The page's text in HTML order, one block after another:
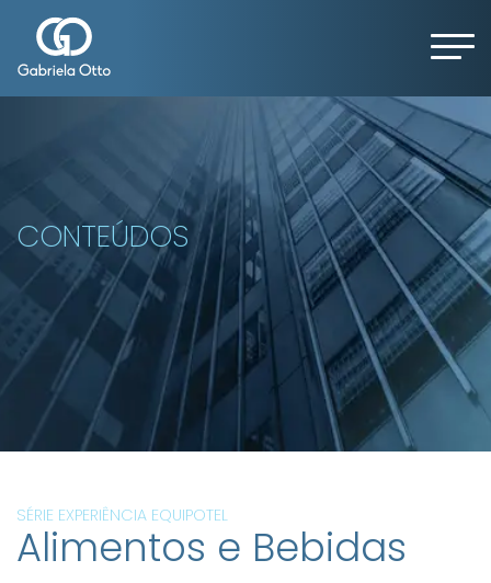
CONTEÚDOS
SÉRIE EXPERIÊNCIA EQUIPOTEL
Alimentos e Bebidas